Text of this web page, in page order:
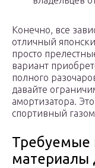
Конечно, все
отличный
просто
вариант
полного
давайте
амортизатора.
спортивный
Требуемые
материалы